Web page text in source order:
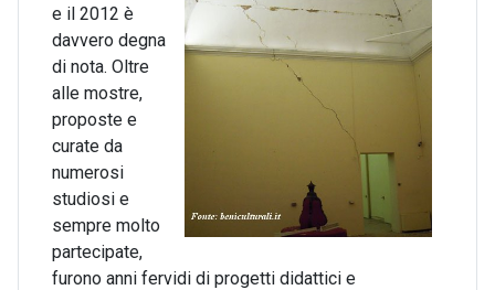
e il 2012 è
davvero degna
di nota. Oltre
alle mostre,
proposte e
curate da
numerosi
studiosi e
sempre molto
partecipate,
furono anni fervidi di progetti didattici e